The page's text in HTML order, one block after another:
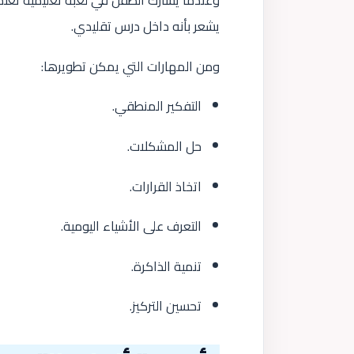
يشعر بأنه داخل درس تقليدي.
ومن المهارات التي يمكن تطويرها:
التفكير المنطقي.
حل المشكلات.
اتخاذ القرارات.
التعرف على الأشياء اليومية.
تنمية الذاكرة.
تحسين التركيز.